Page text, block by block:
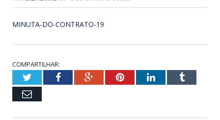
MINUTA-DO-CONTRATO-19
COMPARTILHAR:
TwitterFacebookGoogle+PinterestLinkedInTumblr
Email